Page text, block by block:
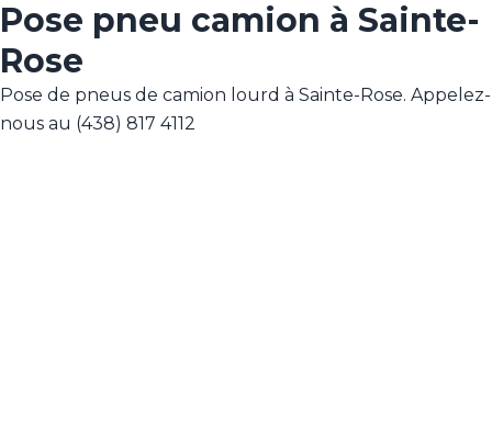
Pose pneu camion à Sainte-
Rose
Pose de pneus de camion lourd à Sainte-Rose. Appelez-
nous au (438) 817 4112